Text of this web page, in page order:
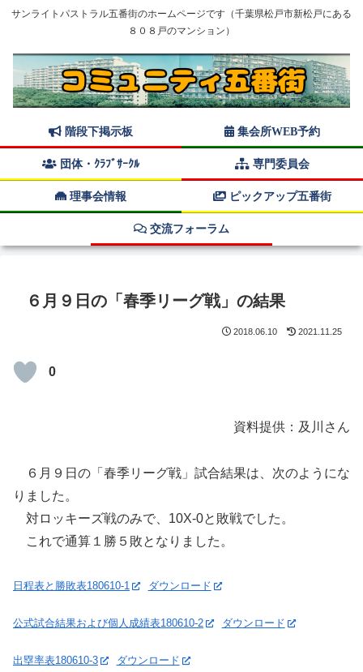
サンライトパストラル五番街のホームページです（千葉県松戸市新松戸にある
８０８戸のマンション）
階段下掲示板 集会所WEB予約
団体・ｸﾗﾌﾞｻｰｸﾙ 専門委員会
理事会情報 ピックアップ五番街
交流フォーラム
６月９日の「春季リーグ戦」の結果
2018.06.10 2021.11.25
0
資料提供：及川さん
６月９日の「春季リーグ戦」試合結果は、次のようにな
りました。
対ロッキーズ戦のみで、10X-0と敗戦でした。
これで通算１勝５敗となりました。
日程表と勝敗表180610-1 ダウンロード
公式試合結果および個人成績表180610-2 ダウンロード
出塁率表180610-3 ダウンロード